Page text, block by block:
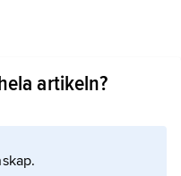
the Literature of
artikeln?